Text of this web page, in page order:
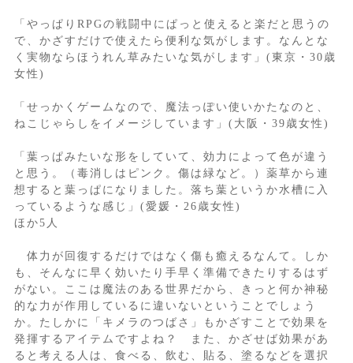
「やっぱりRPGの戦闘中にぱっと使えると楽だと思うの
で、かざすだけで使えたら便利な気がします。なんとな
く実物ならほうれん草みたいな気がします」(東京・30歳
女性)
「せっかくゲームなので、魔法っぽい使いかたなのと、
ねこじゃらしをイメージしています」(大阪・39歳女性)
「葉っぱみたいな形をしていて、効力によって色が違う
と思う。（毒消しはピンク。傷は緑など。）薬草から連
想すると葉っぱになりました。落ち葉というか水槽に入
っているような感じ」(愛媛・26歳女性)
ほか5人
体力が回復するだけではなく傷も癒えるなんて。しか
も、そんなに早く効いたり手早く準備できたりするはず
がない。ここは魔法のある世界だから、きっと何か神秘
的な力が作用しているに違いないということでしょう
か。たしかに「キメラのつばさ」もかざすことで効果を
発揮するアイテムですよね？ また、かざせば効果があ
ると考える人は、食べる、飲む、貼る、塗るなどを選択